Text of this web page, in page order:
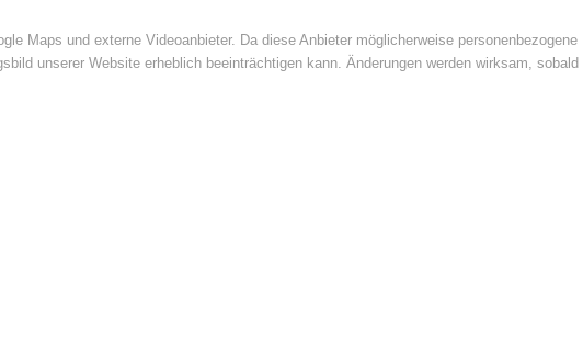
Maps und externe Videoanbieter. Da diese Anbieter möglicherweise
unserer Website erheblich beeinträchtigen kann. Änderungen werden wirksam, sobald